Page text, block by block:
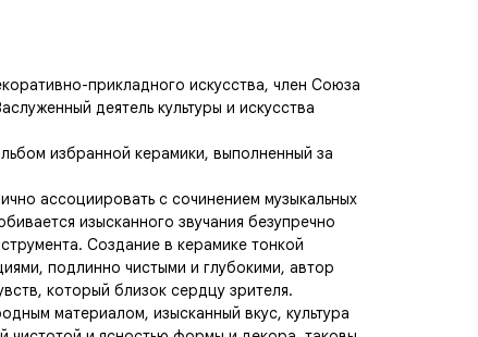
прикладного искусства, член Союза
деятель культуры и искусства
избранной керамики, выполненный за
ассоциировать с сочинением музыкальных
изысканного звучания безупречно
Создание в керамике тонкой
подлинно чистыми и глубокими, автор
который близок сердцу зрителя.
материалом, изысканный вкус, культура